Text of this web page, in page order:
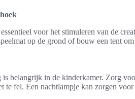
voor het stimuleren van de
op de grond of bouw een tent
belangrijk in de kinderkamer. Zorg
te fel. Een nachtlampje kan zorgen